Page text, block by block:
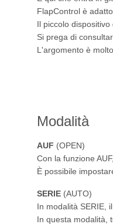
FlapControl è
Il piccolo
Si prega di
L'argomento è
Modalità
AUF (OPEN)
Con la funzione
È possibile
SERIE (AUTO)
In modalità SERIE,
In questa modalità,